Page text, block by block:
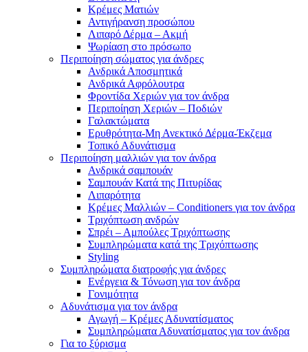
Κρέμες Ματιών
Αντιγήρανση προσώπου
Λιπαρό Δέρμα – Ακμή
Ψωρίαση στο πρόσωπο
Περιποίηση σώματος για άνδρες
Ανδρικά Αποσμητικά
Ανδρικά Αφρόλουτρα
Φροντίδα Χεριών για τον άνδρα
Περιποίηση Χεριών – Ποδιών
Γαλακτώματα
Ερυθρότητα-Μη Ανεκτικό Δέρμα-Έκζεμα
Τοπικό Αδυνάτισμα
Περιποίηση μαλλιών για τον άνδρα
Ανδρικά σαμπουάν
Σαμπουάν Κατά της Πιτυρίδας
Λιπαρότητα
Κρέμες Μαλλιών – Conditioners για τον άνδρα
Τριχόπτωση ανδρών
Σπρέι – Αμπούλες Τριχόπτωσης
Συμπληρώματα κατά της Τριχόπτωσης
Styling
Συμπληρώματα διατροφής για άνδρες
Ενέργεια & Τόνωση για τον άνδρα
Γονιμότητα
Αδυνάτισμα για τον άνδρα
Αγωγή – Κρέμες Αδυνατίσματος
Συμπληρώματα Αδυνατίσματος για τον άνδρα
Για το ξύρισμα